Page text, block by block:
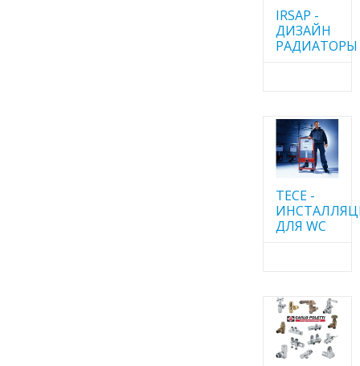
IRSAP -
ДИЗАЙН
РАДИАТОРЫ
TECE -
ДЛЯ WC